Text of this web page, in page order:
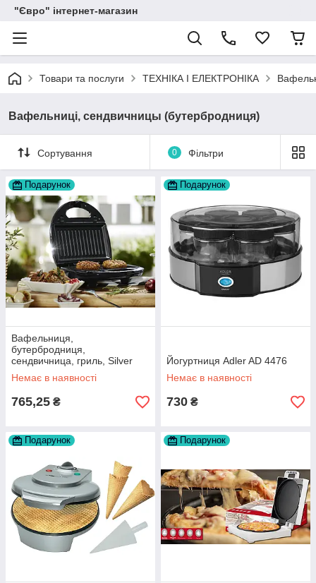
"Євро" інтернет-магазин
Товари та послуги ТЕХНІКА І ЕЛЕКТРОНІКА
Вафельниці, сендвичницы (бутербродниця)
Сортування 0 Фільтри
Подарунок
Вафельниця,
бутербродниця,
сендвичница, гриль, Silver
Crest 3в1 Germany
Немає в наявності
765,25 ₴
Подарунок
Йогуртниця Adler AD 4476
Немає в наявності
730 ₴
Подарунок Подарунок